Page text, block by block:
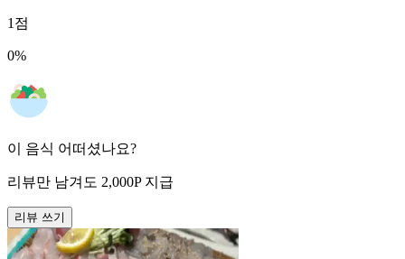
1 점
0%
이 음식 어떠셨나요?
리뷰만 남겨도 2,000P 지급
리뷰 쓰기